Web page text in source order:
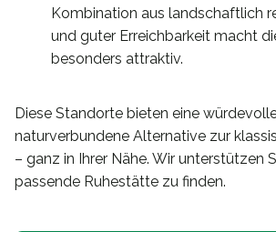
Kombination aus landschaftlich
und guter Erreichbarkeit macht
besonders attraktiv.
Diese Standorte bieten eine
naturverbundene Alternative zur
– ganz in Ihrer Nähe. Wir unterstützen
passende Ruhestätte zu finden.